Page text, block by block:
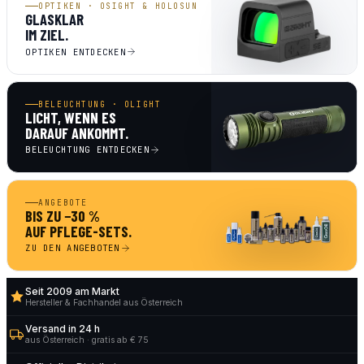
OPTIKEN · OSIGHT & HOLOSUN
GLASKLAR
IM ZIEL.
OPTIKEN ENTDECKEN
BELEUCHTUNG · OLIGHT
LICHT, WENN ES
DARAUF ANKOMMT.
BELEUCHTUNG ENTDECKEN
ANGEBOTE
BIS ZU −30 %
AUF PFLEGE-SETS.
ZU DEN ANGEBOTEN
Seit 2009 am Markt
Hersteller & Fachhandel aus Österreich
Versand in 24 h
aus Österreich · gratis ab € 75